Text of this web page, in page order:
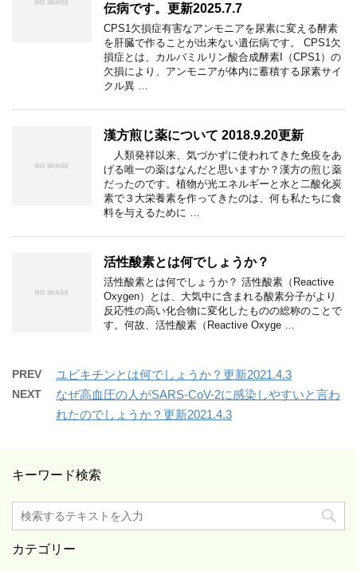
伝病です。更新2025.7.7
CPS1欠損症有害なアンモニアを尿素に変える酵素
を肝臓で作ることが出来ない遺伝病です。 CPS1欠
損症とは、カルバミルリン酸合成酵素I（CPS1）の
欠損により、アンモニアが体内に蓄積する尿素サイ
クル異 …
漢方煎じ薬について 2018.9.20更新
人類発祥以来、気づかずに使われてきた免疫をあ
げる唯一の薬はなんだと思いますか？漢方の煎じ薬
だったのです。植物が光エネルギーと水と二酸化炭
素で３大栄養素を作ってきたのは、何も私たちに食
料を与えるために …
活性酸素とは何でしょうか？
活性酸素とは何でしょうか？ 活性酸素（Reactive
Oxygen）とは、大気中に含まれる酸素分子がより
反応性の高い化合物に変化したものの総称のことで
す。何故、活性酸素（Reactive Oxyge …
PREV ユビキチンとは何でしょうか？更新2021.4.3
NEXT
なぜ高血圧の人がSARS-CoV-2に感染しやすいと言わ
れたのでしょうか？更新2021.4.3
キーワード検索
カテゴリー